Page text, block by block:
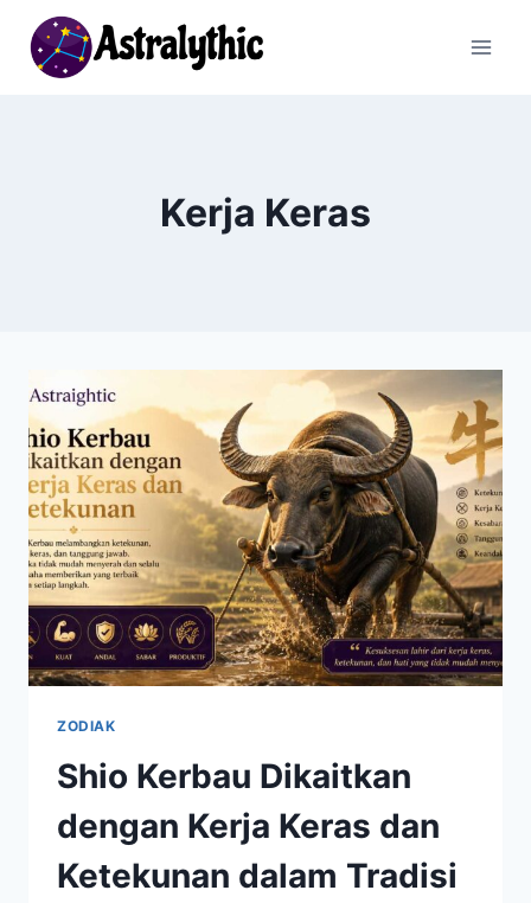
content
Kerja Keras
ZODIAK
Shio Kerbau Dikaitkan
dengan Kerja Keras dan
Ketekunan dalam Tradisi